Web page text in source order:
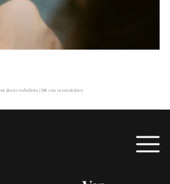
direito trabalhista | DR com os investidores